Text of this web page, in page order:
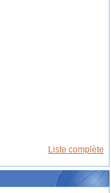
Liste complète